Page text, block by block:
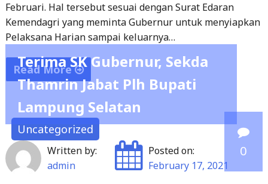
Februari. Hal tersebut sesuai dengan Surat Edaran
Kemendagri yang meminta Gubernur untuk menyiapkan
Pelaksana Harian sampai keluarnya…
Read More
"Wakil
Gubernur
Chusnunia
Serahkan
Surat
Pelaksana
Uncategorized
0
Terima SK Gubernur, Sekda
Thamrin Jabat Plh Bupati
Lampung Selatan
Written by:
admin
Posted on:
February 17, 2021